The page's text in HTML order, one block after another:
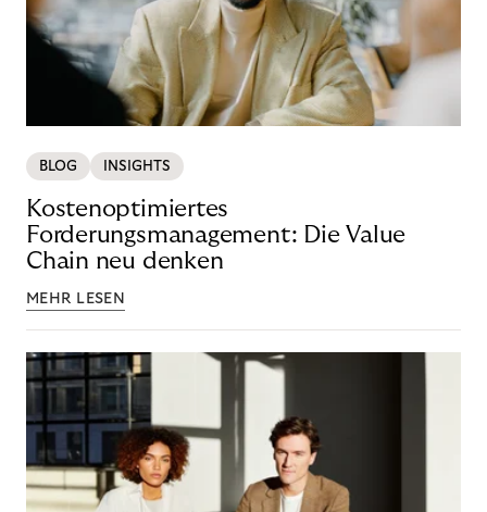
BLOG INSIGHTS
Kostenoptimiertes
Forderungsmanagement: Die Value
Chain neu denken
MEHR LESEN